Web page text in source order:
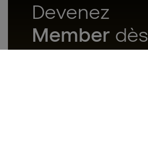
Devenez
Member dès
maintenant